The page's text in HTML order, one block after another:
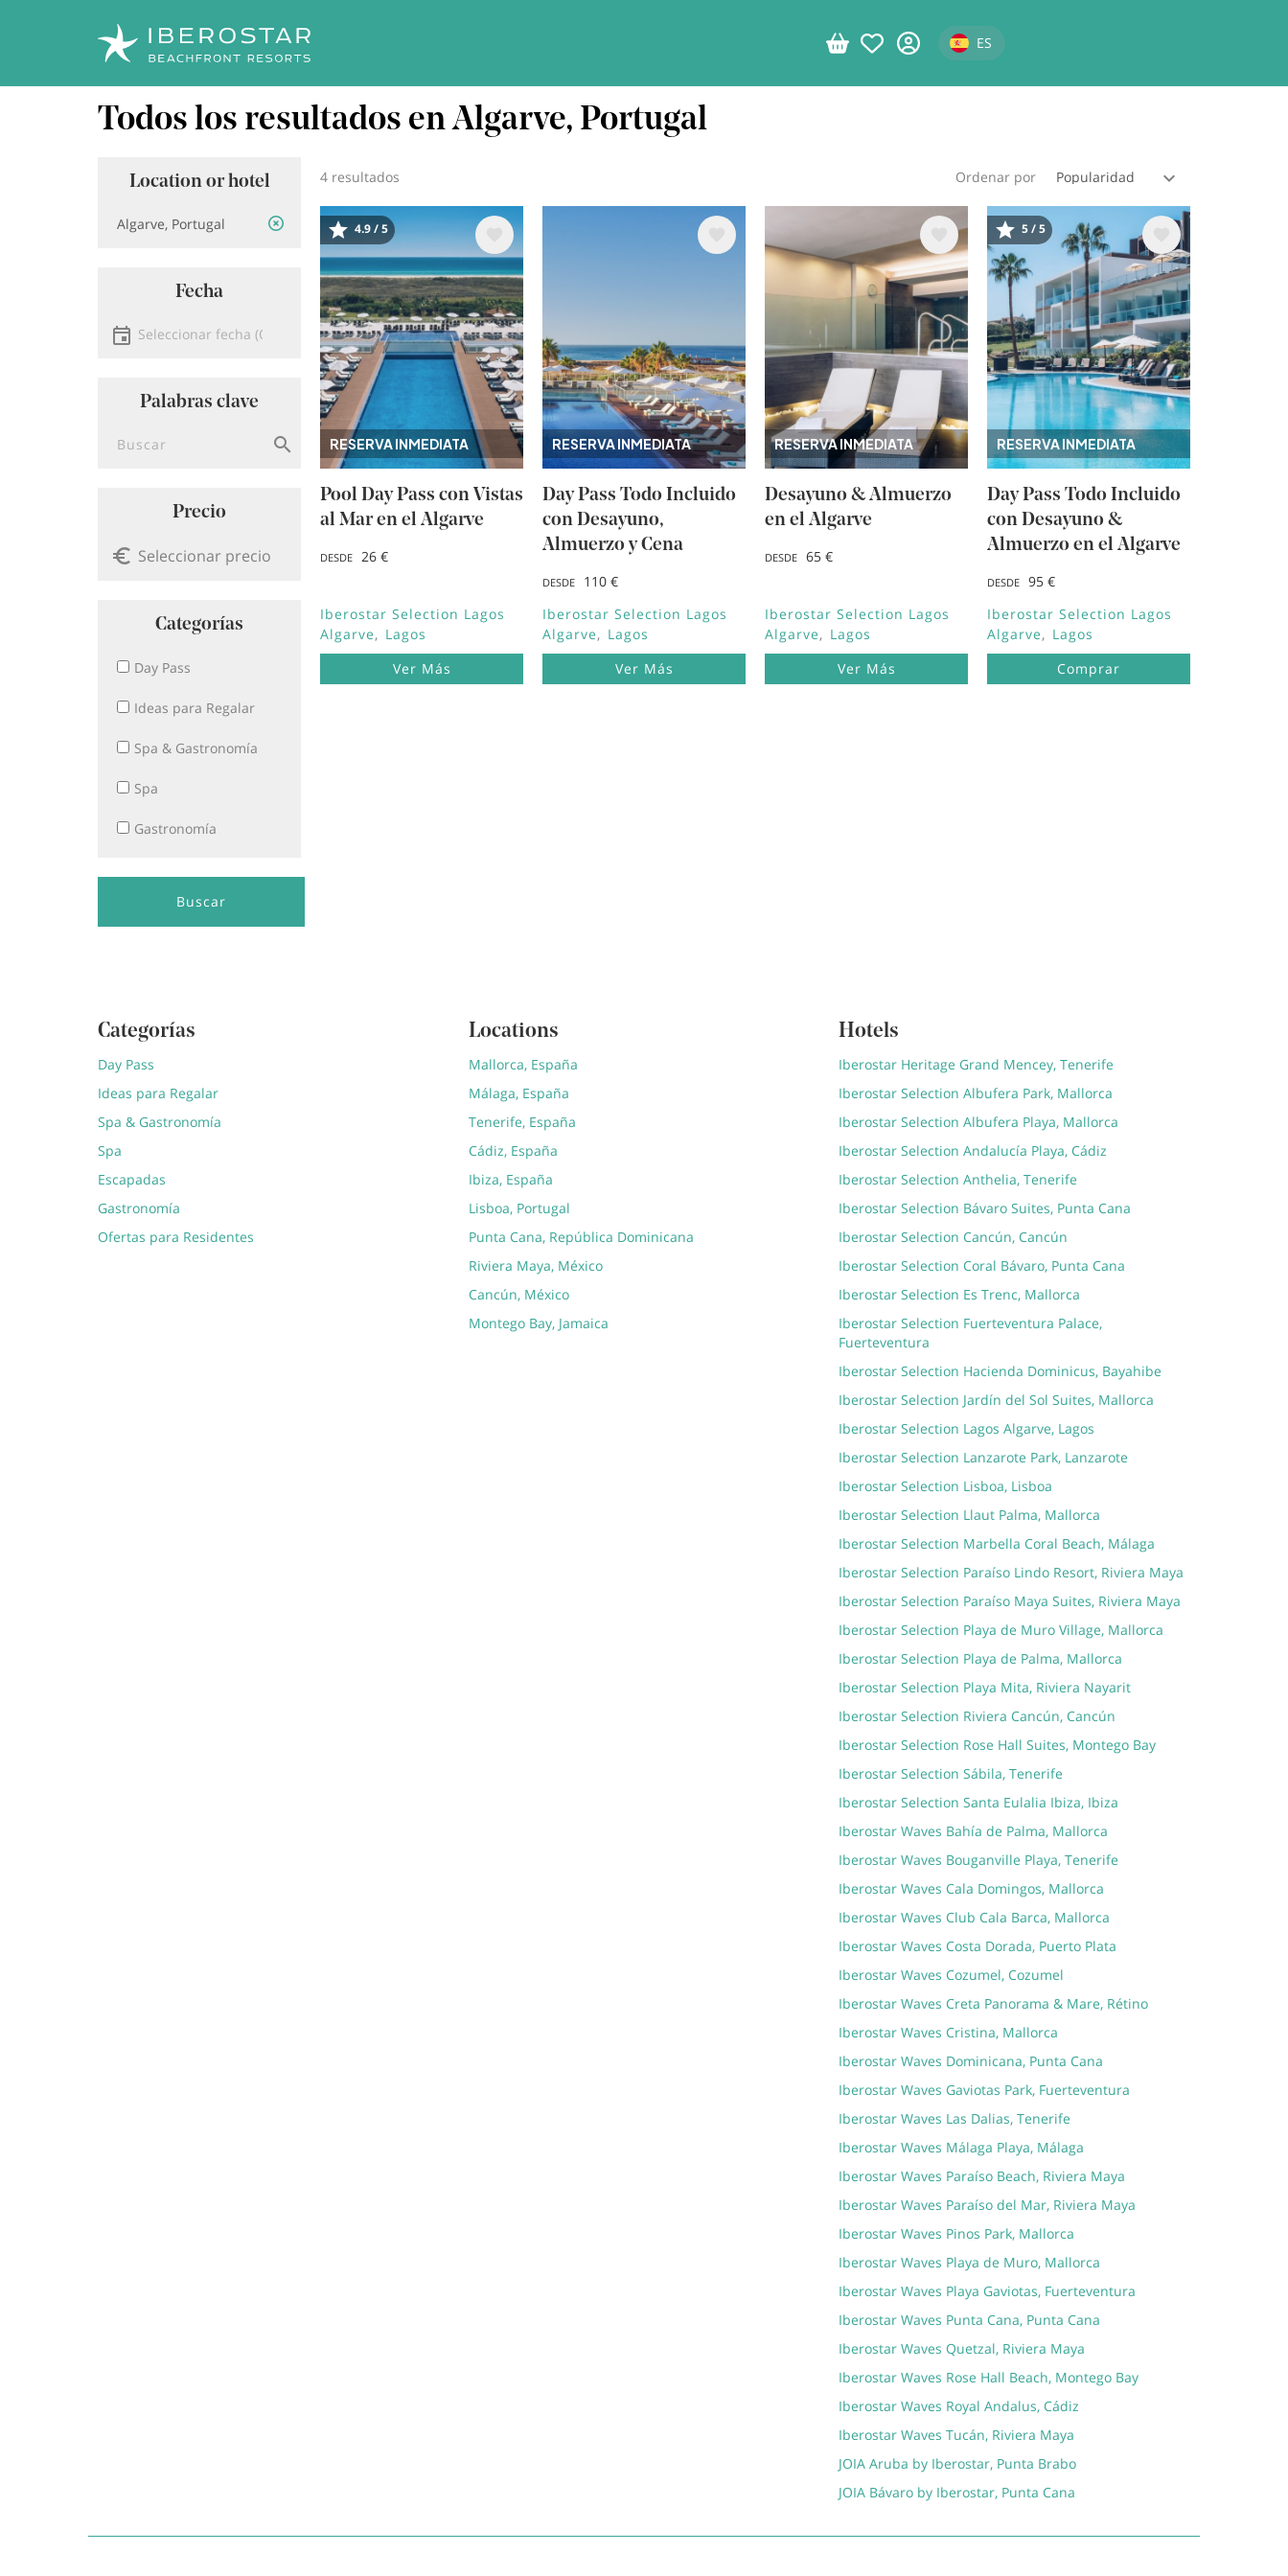
Select your language
ES
Todos los resultados en Algarve, Portugal
Location or hotel
Fecha
Seleccionar fecha
Palabras clave
Precio
Categorías
Day Pass
Ideas para Regalar
Spa & Gastronomía
Spa
Gastronomía
Buscar
Ordenar por
4 resultados
RESERVA INMEDIATA
Image
4.9 / 5
Pool Day Pass con Vistas
al Mar en el Algarve
DESDE 26 €
Iberostar Selection Lagos
Algarve
Lagos
Ver Más
RESERVA INMEDIATA
Day Pass Todo Incluido
con Desayuno,
Almuerzo y Cena
DESDE
110 €
Iberostar Selection Lagos
Algarve
Lagos
Ver Más
RESERVA INMEDIATA
Image
Desayuno & Almuerzo
en el Algarve
DESDE 65 €
Iberostar Selection Lagos
Algarve
Lagos
Ver Más
RESERVA INMEDIATA
Image
5 / 5
Day Pass Todo Incluido
con Desayuno &
Almuerzo en el Algarve
DESDE
95 €
Iberostar Selection Lagos
Algarve
Lagos
Comprar
Categorías
Day Pass
Ideas para Regalar
Spa & Gastronomía
Spa
Escapadas
Gastronomía
Ofertas para Residentes
Locations
Mallorca, España
Málaga, España
Tenerife, España
Cádiz, España
Ibiza, España
Lisboa, Portugal
Punta Cana, República Dominicana
Riviera Maya, México
Cancún, México
Montego Bay, Jamaica
Hotels
Iberostar Heritage Grand Mencey, Tenerife
Iberostar Selection Albufera Park, Mallorca
Iberostar Selection Albufera Playa, Mallorca
Iberostar Selection Andalucía Playa, Cádiz
Iberostar Selection Anthelia, Tenerife
Iberostar Selection Bávaro Suites, Punta Cana
Iberostar Selection Cancún, Cancún
Iberostar Selection Coral Bávaro, Punta Cana
Iberostar Selection Es Trenc, Mallorca
Iberostar Selection Fuerteventura Palace,
Fuerteventura
Iberostar Selection Hacienda Dominicus, Bayahibe
Iberostar Selection Jardín del Sol Suites, Mallorca
Iberostar Selection Lagos Algarve, Lagos
Iberostar Selection Lanzarote Park, Lanzarote
Iberostar Selection Lisboa, Lisboa
Iberostar Selection Llaut Palma, Mallorca
Iberostar Selection Marbella Coral Beach, Málaga
Iberostar Selection Paraíso Lindo Resort, Riviera Maya
Iberostar Selection Paraíso Maya Suites, Riviera Maya
Iberostar Selection Playa de Muro Village, Mallorca
Iberostar Selection Playa de Palma, Mallorca
Iberostar Selection Playa Mita, Riviera Nayarit
Iberostar Selection Riviera Cancún, Cancún
Iberostar Selection Rose Hall Suites, Montego Bay
Iberostar Selection Sábila, Tenerife
Iberostar Selection Santa Eulalia Ibiza, Ibiza
Iberostar Waves Bahía de Palma, Mallorca
Iberostar Waves Bouganville Playa, Tenerife
Iberostar Waves Cala Domingos, Mallorca
Iberostar Waves Club Cala Barca, Mallorca
Iberostar Waves Costa Dorada, Puerto Plata
Iberostar Waves Cozumel, Cozumel
Iberostar Waves Creta Panorama & Mare, Rétino
Iberostar Waves Cristina, Mallorca
Iberostar Waves Dominicana, Punta Cana
Iberostar Waves Gaviotas Park, Fuerteventura
Iberostar Waves Las Dalias, Tenerife
Iberostar Waves Málaga Playa, Málaga
Iberostar Waves Paraíso Beach, Riviera Maya
Iberostar Waves Paraíso del Mar, Riviera Maya
Iberostar Waves Pinos Park, Mallorca
Iberostar Waves Playa de Muro, Mallorca
Iberostar Waves Playa Gaviotas, Fuerteventura
Iberostar Waves Punta Cana, Punta Cana
Iberostar Waves Quetzal, Riviera Maya
Iberostar Waves Rose Hall Beach, Montego Bay
Iberostar Waves Royal Andalus, Cádiz
Iberostar Waves Tucán, Riviera Maya
JOIA Aruba by Iberostar, Punta Brabo
JOIA Bávaro by Iberostar, Punta Cana